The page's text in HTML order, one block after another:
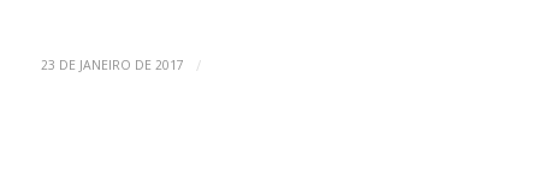
23 DE JANEIRO DE 2017 /